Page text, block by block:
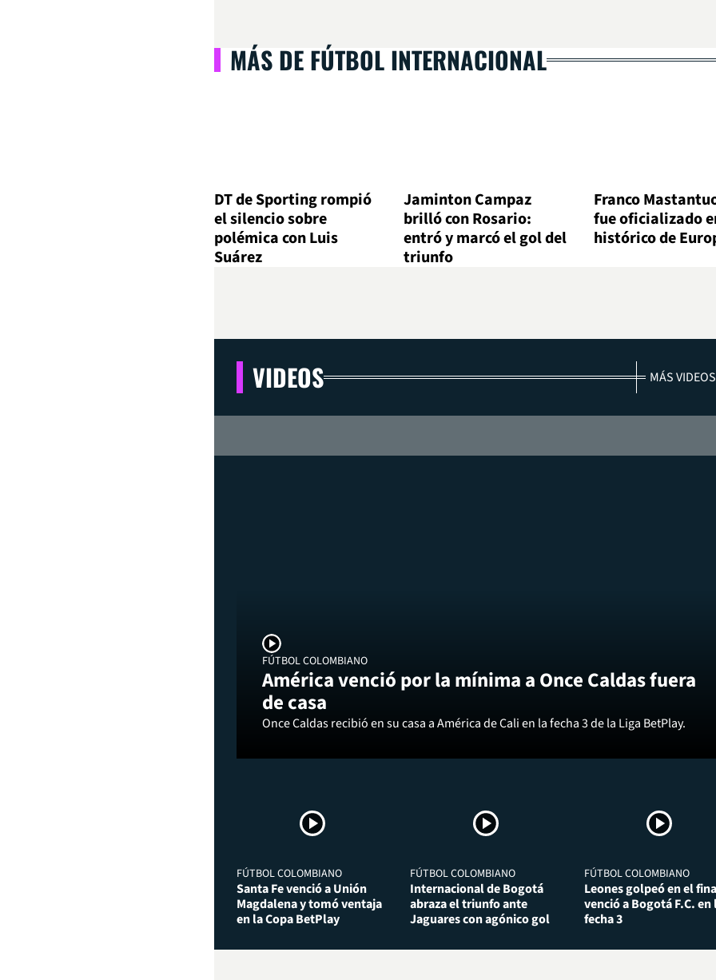
MÁS DE FÚTBOL INTERNACIONAL
DT de Sporting rompió
el silencio sobre
polémica con Luis
Suárez
Jaminton Campaz
brilló con Rosario:
entró y marcó el gol del
triunfo
Franco
fue oficializado
histórico de
VIDEOS MÁS VIDEOS
FÚTBOL COLOMBIANO
América venció por la mínima a Once Caldas fuera
de casa
Once Caldas recibió en su casa a América de Cali en la fecha 3 de la Liga BetPlay.
FÚTBOL COLOMBIANO
Santa Fe venció a Unión
Magdalena y tomó ventaja
en la Copa BetPlay
FÚTBOL COLOMBIANO
Internacional de Bogotá
abraza el triunfo ante
Jaguares con agónico gol
FÚTBOL COLOMBIANO
Leones golpeó en el
venció a Bogotá F.C. en
fecha 3